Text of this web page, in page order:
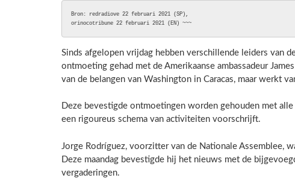
Bron: redradiove 22 februari 2021 (SP),
orinocotribune 22 februari 2021 (EN) ~~~
Sinds afgelopen vrijdag hebben verschillende leiders van
ontmoeting gehad met de Amerikaanse ambassadeur
van de belangen van Washington in Caracas, maar werkt
Deze bevestigde ontmoetingen worden gehouden met
een rigoureus schema van activiteiten voorschrijft.
Jorge Rodríguez, voorzitter van de Nationale Assemblee,
Deze maandag bevestigde hij het nieuws met de
vergaderingen.